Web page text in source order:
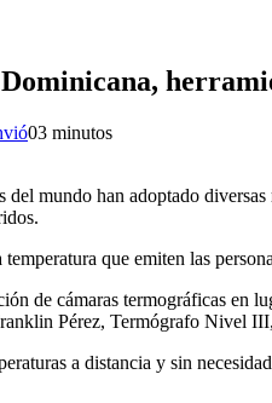
03 minutos
mundo han adoptado
que emiten las
de cámaras termográficas en
Pérez, Termógrafo Nivel
a distancia y sin